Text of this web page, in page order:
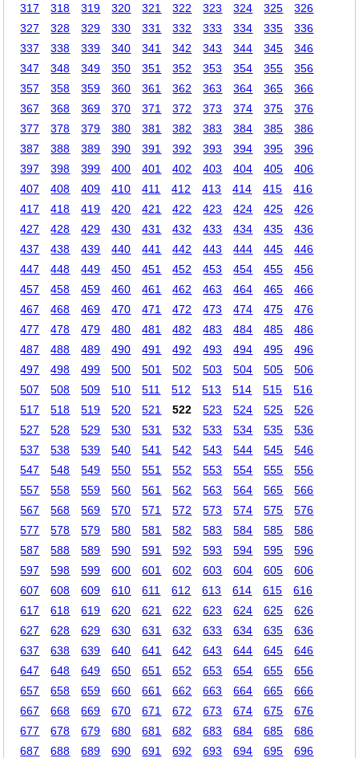
317 318 319 320 321 322 323 324 325
326
327
328 329 330 331 332 333 334 335
336
337
338 339 340 341 342 343 344 345
346
347
348 349 350 351 352 353 354 355
356
357
358 359 360 361 362 363 364 365
366
367
368 369 370 371 372 373 374 375
376
377
378 379 380 381 382 383 384 385
386
387
388 389 390 391 392 393 394 395
396
397
398 399 400 401 402 403 404 405
406
407
408 409 410 411 412 413 414 415
416
417
418 419 420 421 422 423 424 425
426
427
428 429 430 431 432 433 434 435
436
437
438 439 440 441 442 443 444 445
446
447
448 449 450 451 452 453 454 455
456
457
458 459 460 461 462 463 464 465
466
467
468 469 470 471 472 473 474 475
476
477
478 479 480 481 482 483 484 485
486
487
488 489 490 491 492 493 494 495
496
497
498 499 500 501 502 503 504 505
506
507
508 509 510 511 512 513 514 515
516
517
518 519 520 521 522 523 524 525
526
527
528 529 530 531 532 533 534 535
536
537
538 539 540 541 542 543 544 545
546
547
548 549 550 551 552 553 554 555
556
557
558 559 560 561 562 563 564 565
566
567
568 569 570 571 572 573 574 575
576
577
578 579 580 581 582 583 584 585
586
587
588 589 590 591 592 593 594 595
596
597
598 599 600 601 602 603 604 605
606
607
608 609 610 611 612 613 614 615
616
617
618 619 620 621 622 623 624 625
626
627
628 629 630 631 632 633 634 635
636
637
638 639 640 641 642 643 644 645
646
647
648 649 650 651 652 653 654 655
656
657
658 659 660 661 662 663 664 665
666
667
668 669 670 671 672 673 674 675
676
677
678 679 680 681 682 683 684 685
686
687
688 689 690 691 692 693 694 695
696